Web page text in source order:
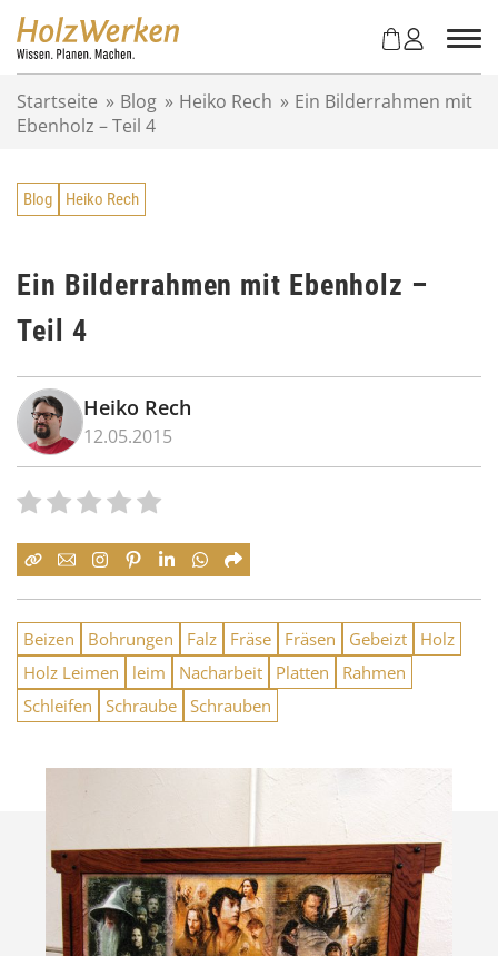
Startseite » Blog » Heiko Rech » Ein Bilderrahmen mit
Ebenholz – Teil 4
Blog Heiko Rech
Ein Bilderrahmen mit Ebenholz –
Teil 4
Heiko Rech
12.05.2015
Beizen Bohrungen Falz Fräse Fräsen Gebeizt
Holz
Holz Leimen
leim Nacharbeit Platten
Rahmen
Schleifen
Schraube Schrauben